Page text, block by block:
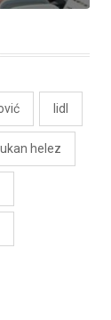
lidl
helez